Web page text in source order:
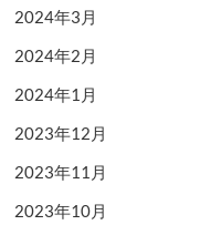
2024年3月
2024年2月
2024年1月
2023年12月
2023年11月
2023年10月